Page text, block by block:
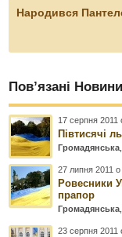
Народився
Пов’язані Новини
17 серпня 2011
Півтисячі
Громадянська
27 липня 2011
Ровесники
прапор
Громадянська
23 серпня 2011